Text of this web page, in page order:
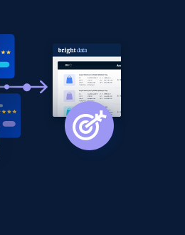
code, Model number,
name, Manufacturer,
Jetzt anfangen